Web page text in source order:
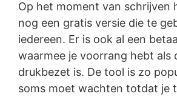
Op het moment van schrijven
nog een gratis versie die te
iedereen. Er is ook al een
waarmee je voorrang hebt als
drukbezet is. De tool is zo
soms moet wachten totdat je